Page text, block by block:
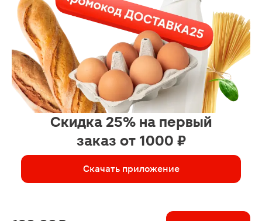
Скидка 25% на первый
заказ от 1000 ₽
Скачать приложение